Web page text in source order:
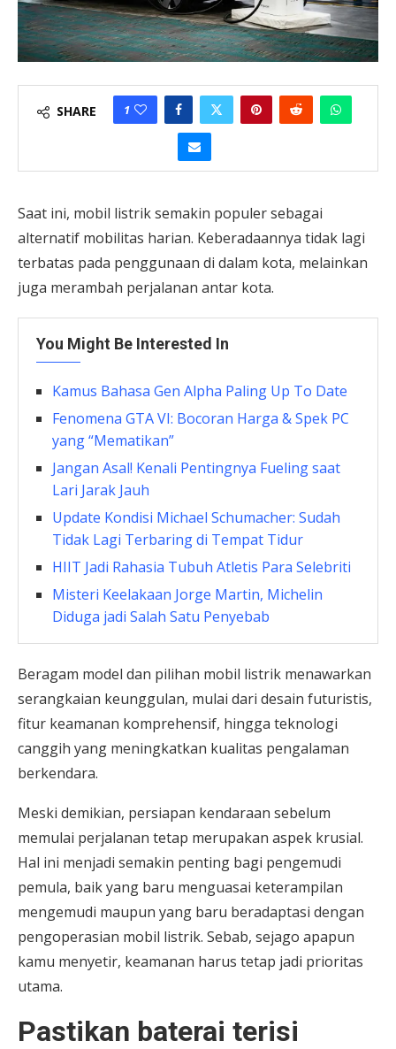
SHARE 1
Saat ini, mobil listrik semakin populer sebagai
alternatif mobilitas harian. Keberadaannya tidak lagi
terbatas pada penggunaan di dalam kota, melainkan
juga merambah perjalanan antar kota.
You Might Be Interested In
Kamus Bahasa Gen Alpha Paling Up To Date
Fenomena GTA VI: Bocoran Harga & Spek PC
yang “Mematikan”
Jangan Asal! Kenali Pentingnya Fueling saat
Lari Jarak Jauh
Update Kondisi Michael Schumacher: Sudah
Tidak Lagi Terbaring di Tempat Tidur
HIIT Jadi Rahasia Tubuh Atletis Para Selebriti
Misteri Keelakaan Jorge Martin, Michelin
Diduga jadi Salah Satu Penyebab
Beragam model dan pilihan mobil listrik menawarkan
serangkaian keunggulan, mulai dari desain futuristis,
fitur keamanan komprehensif, hingga teknologi
canggih yang meningkatkan kualitas pengalaman
berkendara.
Meski demikian, persiapan kendaraan sebelum
memulai perjalanan tetap merupakan aspek krusial.
Hal ini menjadi semakin penting bagi pengemudi
pemula, baik yang baru menguasai keterampilan
mengemudi maupun yang baru beradaptasi dengan
pengoperasian mobil listrik. Sebab, sejago apapun
kamu menyetir, keamanan harus tetap jadi prioritas
utama.
Pastikan baterai terisi